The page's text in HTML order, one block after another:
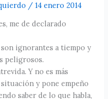
/14 enero 2014
me de declarado
ignorantes a tiempo y
peligrosos.
Y no es más
y pone empeño
saber de lo que habla,